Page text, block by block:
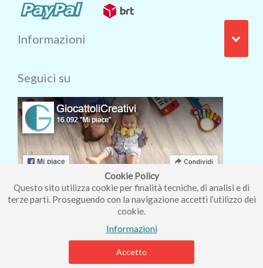
Cookie Policy
Questo sito utilizza cookie per finalità tecniche, di analisi e di
terze parti. Proseguendo con la navigazione accetti l’utilizzo dei
cookie.
Informazioni
Accetto
Informazioni
Seguici su
Iscriviti alla nostra newsletter
Piccolo Mondo di Ferri Roberta - Via Carlo Pisacane 9/11 57025